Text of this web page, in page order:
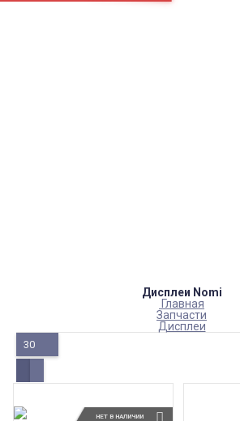
Дисплеи Nomi
Главная
Запчасти
Дисплеи
30
НЕТ В НАЛИЧИИ